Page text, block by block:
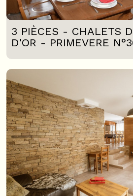
3 PIÈCES - CHALETS
D'OR - PRIMEVERE